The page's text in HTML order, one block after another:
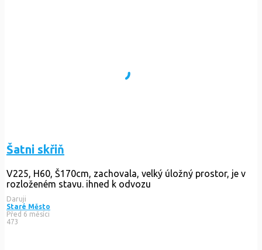
Šatni skřiň
V225, H60, Š170cm, zachovala, velký úložný prostor, je v
rozloženém stavu. ihned k odvozu
Daruji
Staré Město
Před 6 měsíci
473